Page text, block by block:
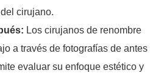
cirujano.
Los cirujanos de renombre
a través de fotografías de antes
evaluar su enfoque estético y